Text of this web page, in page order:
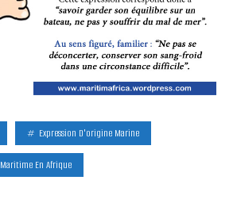
Expression D'origine Marine
Maritime En Afrique